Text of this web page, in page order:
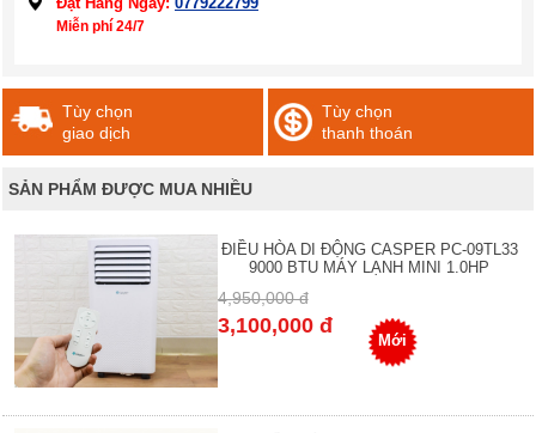
Miễn phí 24/7
Tùy chọn
giao dịch
Tùy chọn
thanh thoán
SẢN PHẨM ĐƯỢC MUA NHIỀU
ĐIỀU HÒA DI ĐỘNG CASPER PC-09TL33
9000 BTU MÁY LẠNH MINI 1.0HP
4,950,000 đ
3,100,000 đ
Mới